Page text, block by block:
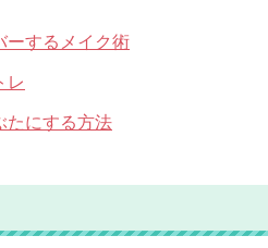
ーするメイク術
レ
たにする方法